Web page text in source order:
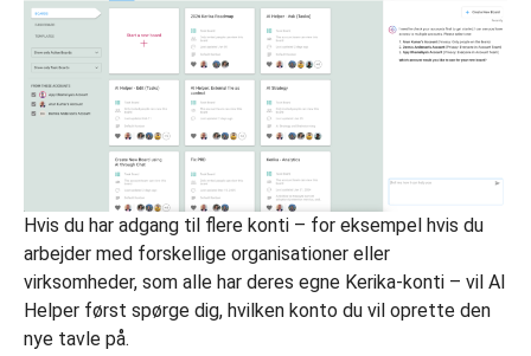
Hvis du har adgang til flere konti – for eksempel hvis du
arbejder med forskellige organisationer eller
virksomheder, som alle har deres egne Kerika-konti – vil AI
Helper først spørge dig, hvilken konto du vil oprette den
nye tavle på.